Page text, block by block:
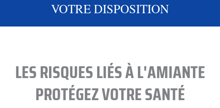
VOTRE DISPOSITION
LES RISQUES LIÉS À L'AMIANTE
PROTÉGEZ VOTRE SANTÉ